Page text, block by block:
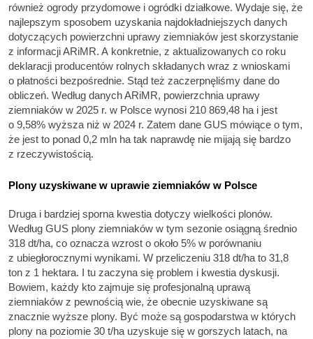
również ogrody przydomowe i ogródki działkowe. Wydaje się, że
najlepszym sposobem uzyskania najdokładniejszych danych
dotyczących powierzchni uprawy ziemniaków jest skorzystanie
z informacji ARiMR. A konkretnie, z aktualizowanych co roku
deklaracji producentów rolnych składanych wraz z wnioskami
o płatności bezpośrednie. Stąd też zaczerpnęliśmy dane do
obliczeń. Według danych ARiMR, powierzchnia uprawy
ziemniaków w 2025 r. w Polsce wynosi 210 869,48 ha i jest
o 9,58% wyższa niż w 2024 r. Zatem dane GUS mówiące o tym,
że jest to ponad 0,2 mln ha tak naprawdę nie mijają się bardzo
z rzeczywistością.
Plony uzyskiwane w uprawie ziemniaków w Polsce
Druga i bardziej sporna kwestia dotyczy wielkości plonów.
Według GUS plony ziemniaków w tym sezonie osiągną średnio
318 dt/ha, co oznacza wzrost o około 5% w porównaniu
z ubiegłorocznymi wynikami. W przeliczeniu 318 dt/ha to 31,8
ton z 1 hektara. I tu zaczyna się problem i kwestia dyskusji.
Bowiem, każdy kto zajmuje się profesjonalną uprawą
ziemniaków z pewnością wie, że obecnie uzyskiwane są
znacznie wyższe plony. Być może są gospodarstwa w których
plony na poziomie 30 t/ha uzyskuje się w gorszych latach, na